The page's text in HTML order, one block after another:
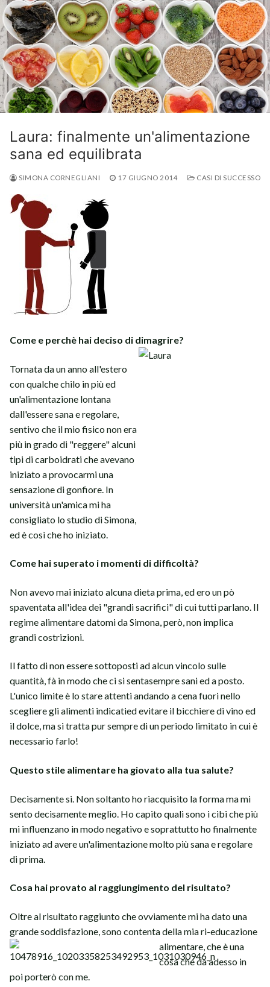
Laura: finalmente un'alimentazione
sana ed equilibrata
SIMONA CORNEGLIANI 17 GIUGNO 2014 CASI DI SUCCESSO
Come e perchè hai deciso di dimagrire?
Tornata da un anno all'estero
con qualche chilo in più ed
un'alimentazione lontana
dall'essere sana e regolare,
sentivo che il mio fisico non era
più in grado di "reggere" alcuni
tipi di carboidrati che avevano
iniziato a provocarmi una
sensazione di gonfiore. In
università un'amica mi ha
consigliato lo studio di Simona,
ed è così che ho iniziato.
Come hai superato i momenti di difficoltà?
Non avevo mai iniziato alcuna dieta prima, ed ero un pò
spaventata all'idea dei "grandi sacrifici" di cui tutti parlano. Il
regime alimentare datomi da Simona, però, non implica
grandi costrizioni.
Il fatto di non essere sottoposti ad alcun vincolo sulle
quantità, fà in modo che ci si sentasempre sani ed a posto.
L'unico limite è lo stare attenti andando a cena fuori nello
scegliere gli alimenti indicatied evitare il bicchiere di vino ed
il dolce, ma si tratta pur sempre di un periodo limitato in cui è
necessario farlo!
Questo stile alimentare ha giovato alla tua salute?
Decisamente si. Non soltanto ho riacquisito la forma ma mi
sento decisamente meglio. Ho capito quali sono i cibi che più
mi influenzano in modo negativo e soprattutto ho finalmente
iniziato ad avere un'alimentazione molto più sana e regolare
di prima.
Cosa hai provato al raggiungimento del risultato?
Oltre al risultato raggiunto che ovviamente mi ha dato una
grande soddisfazione, sono contenta della mia ri-educazione
alimentare, che è una
cosa che da adesso in
poi porterò con me.